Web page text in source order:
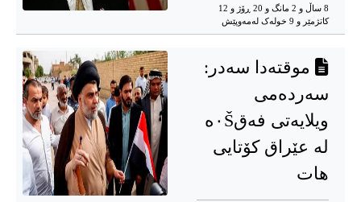
8 ساڵ و 2 مانگ و 20 ڕۆژ و 12
کاتژمێر و 9 خوله‌ک له‌مه‌وپێش‌
موقتەدا سەدر:
سەردەمی
ویلایەتی فەق٠Šە
لە عێراق کۆتایی
هات